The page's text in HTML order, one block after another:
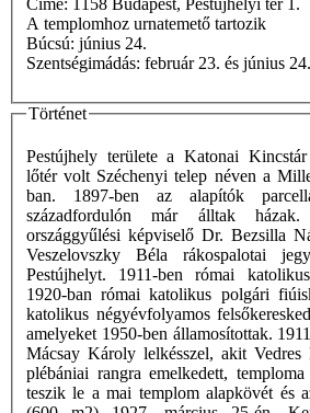
A templomhoz urnatemető tartozik
Búcsú: június 24.
Szentségimádás: február 23. és június 24.
Történet
Pestújhely területe a Katonai
lőtér volt Széchenyi telep néven a
ban. 1897-ben az alapítók
századfordulón már álltak
országgyűlési képviselő Dr. Bezsilla
Veszelovszky Béla rákospalotai
Pestújhelyt. 1911-ben római
1920-ban római katolikus polgári
katolikus négyévfolyamos
amelyeket 1950-ben államosítottak.
Mácsay Károly lelkésszel, akit Vedres
plébániai rangra emelkedett,
teszik le a mai templom alapkövét és